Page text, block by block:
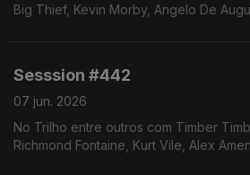
Big Thief, Kevin Morby, Angelo De
Sesssion #442
07 jun. 2026
No Trilho entre outros com Timber
Richmond Fontaine, Kurt Vile, Alex